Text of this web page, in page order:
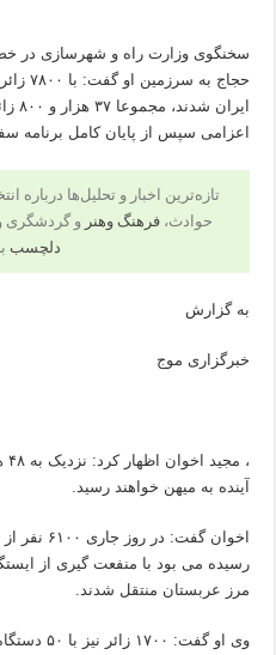
سخنگوی وزارت راه و شهرسازی در
اعزامی سپس از پایان کامل برنامه
تازه‌ترین اخبار و تحلیل‌ها درباره
حوادث، فرهنگ وهنر و گردشگری
دلچسب
به گزارش
خبرگزاری موج
آینده به میهن خواهند رسید.
اخوان
رسیده می بود با منفعت گیری از
مرز عربستان منتقل شدند.
وی او گفت: